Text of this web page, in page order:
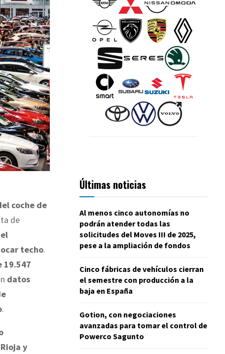
coche de
de
el
techo.
19.547
datos
.
y
Últimas noticias
Al menos cinco autonomías no
podrán atender todas las
solicitudes del Moves III de 2025,
pese a la ampliación de fondos
Cinco fábricas de vehículos cierran
el semestre con producción a la
baja en España
Gotion, con negociaciones
avanzadas para tomar el control de
Powerco Sagunto